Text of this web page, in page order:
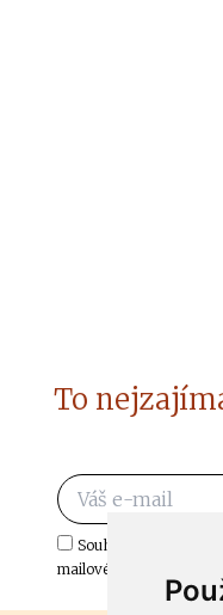
To
Souhlasím s
mailové schránky.